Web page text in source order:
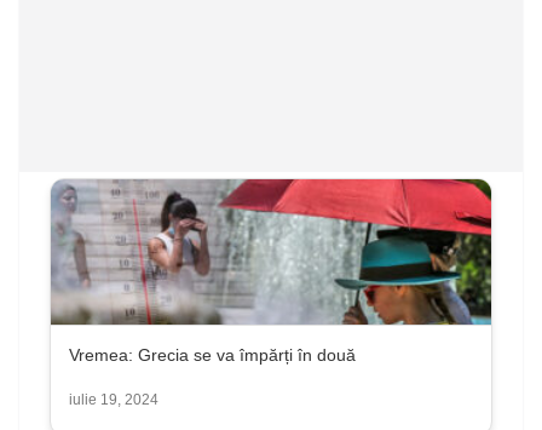
Vremea: Grecia se va împărți în două
iulie 19, 2024